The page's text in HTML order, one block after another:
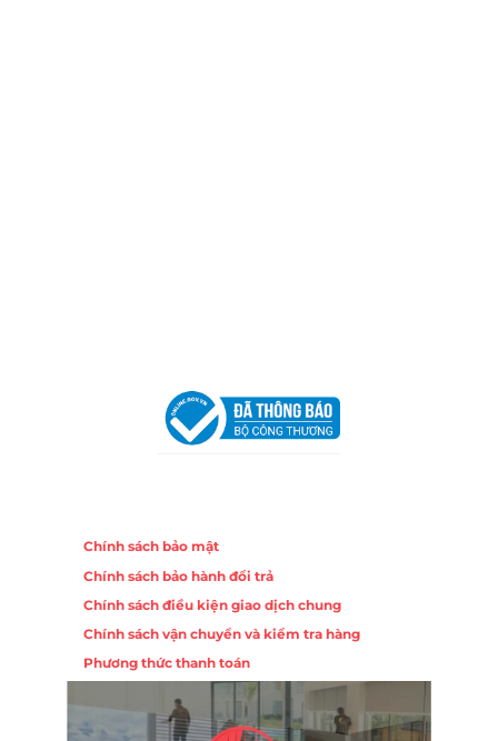
Chính sách bảo mật
Chính sách bảo hành đổi trả
Chính sách điều kiện giao dịch chung
Chính sách vận chuyển và kiểm tra hàng
Phương thức thanh toán